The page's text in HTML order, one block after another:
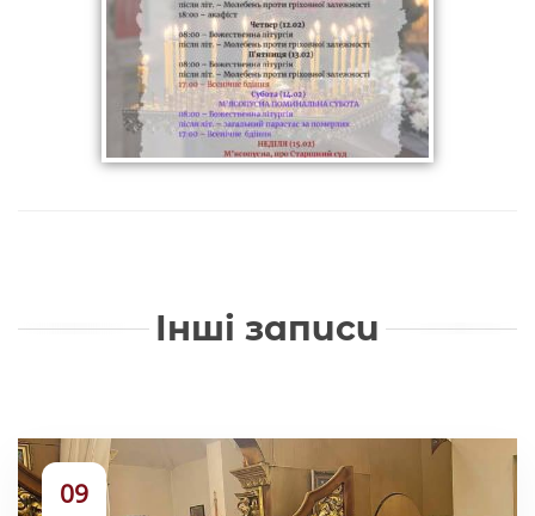
Інші записи
09